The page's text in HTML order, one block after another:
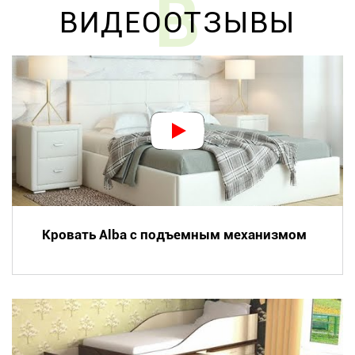
В
ВИДЕООТЗЫВЫ
Кровать Alba с подъемным механизмом